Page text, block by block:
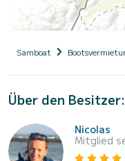
Samboat
Über den
Nicolas
Mitglied